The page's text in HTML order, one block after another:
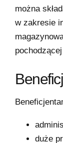
można
w zakresie
duże